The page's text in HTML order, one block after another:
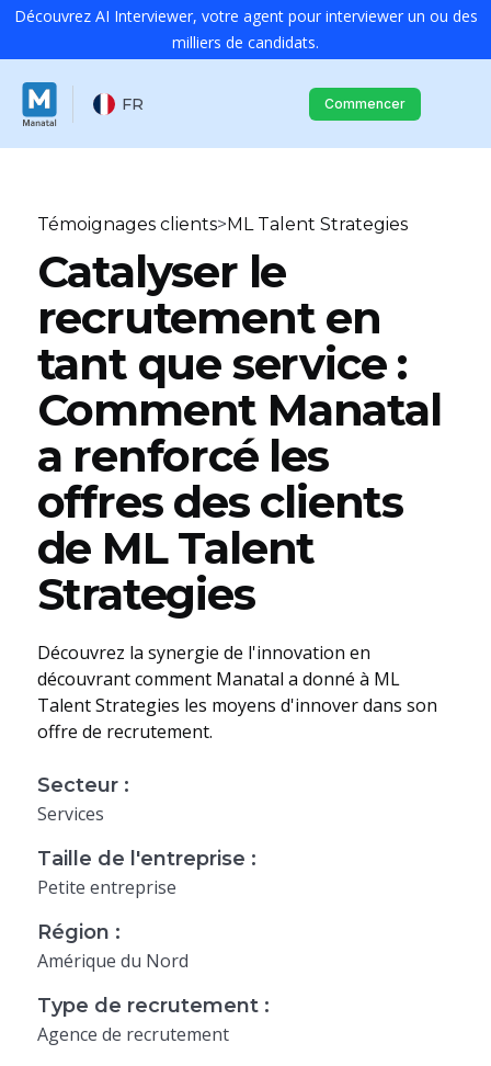
Découvrez AI Interviewer, votre agent pour interviewer un ou des
milliers de candidats.
FR Commencer
Témoignages clients>ML Talent Strategies
Catalyser le
recrutement en
tant que service :
Comment Manatal
a renforcé les
offres des clients
de ML Talent
Strategies
Découvrez la synergie de l'innovation en
découvrant comment Manatal a donné à ML
Talent Strategies les moyens d'innover dans son
offre de recrutement.
Secteur :
Services
Taille de l'entreprise :
Petite entreprise
Région :
Amérique du Nord
Type de recrutement :
Agence de recrutement